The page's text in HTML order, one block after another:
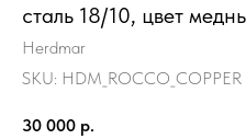
сталь 18/10, цвет
Herdmar
SKU: HDM_ROCCO_COPPER
30 000 р.